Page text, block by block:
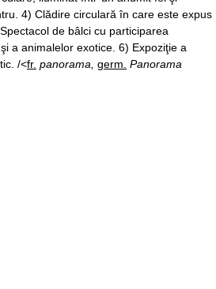
4) Clădire circulară în care este expus
de bâlci cu participarea
a animalelor exotice. 6) Expoziţie a
/<fr. panorama, germ. Panorama